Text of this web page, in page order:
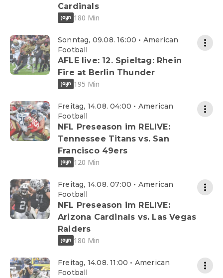
Cardinals
180 Min
Sonntag, 09.08. 16:00 • American
Football
AFLE live: 12. Spieltag: Rhein
Fire at Berlin Thunder
195 Min
Freitag, 14.08. 04:00 • American
Football
NFL Preseason im RELIVE:
Tennessee Titans vs. San
Francisco 49ers
120 Min
Freitag, 14.08. 07:00 • American
Football
NFL Preseason im RELIVE:
Arizona Cardinals vs. Las Vegas
Raiders
180 Min
Freitag, 14.08. 11:00 • American
Football